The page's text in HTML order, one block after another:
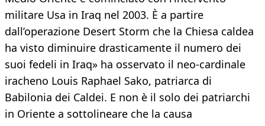
militare Usa in Iraq nel 2003. È a partire
dall’operazione Desert Storm che la Chiesa caldea
ha visto diminuire drasticamente il numero dei
suoi fedeli in Iraq» ha osservato il neo-cardinale
iracheno Louis Raphael Sako, patriarca di
Babilonia dei Caldei. E non è il solo dei patriarchi
in Oriente a sottolineare che la causa